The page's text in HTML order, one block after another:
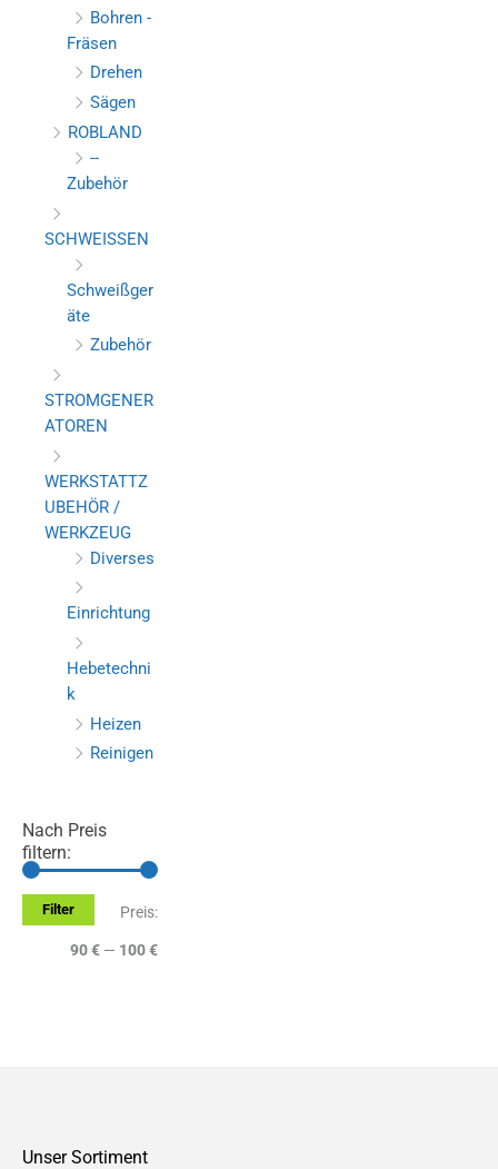
Bohren -
Fräsen
Drehen
Sägen
ROBLAND
--
Zubehör
SCHWEISSEN
Schweißger
äte
Zubehör
STROMGENER
ATOREN
WERKSTATTZ
UBEHÖR /
WERKZEUG
Diverses
Einrichtung
Hebetechni
k
Heizen
Reinigen
Nach Preis
filtern:
M
i
M
a
Filter
Preis:
90 € — 100 €
Unser Sortiment